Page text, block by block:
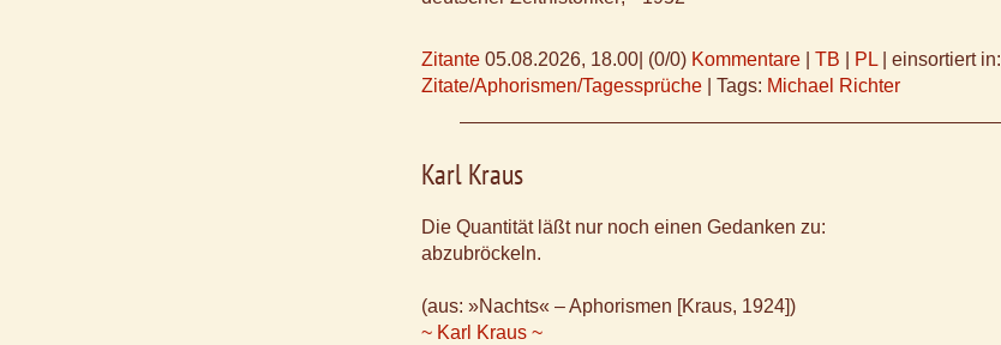
Zitante 05.08.2026, 18.00 (0/0) Kommentare TB PL
einsortiert in:
Zitate/Aphorismen/Tagessprüche
Tags: Michael Richter
Karl Kraus
Die Quantität läßt nur noch einen Gedanken zu:
abzubröckeln.
(aus: »Nachts« – Aphorismen [Kraus, 1924])
~ Karl Kraus ~